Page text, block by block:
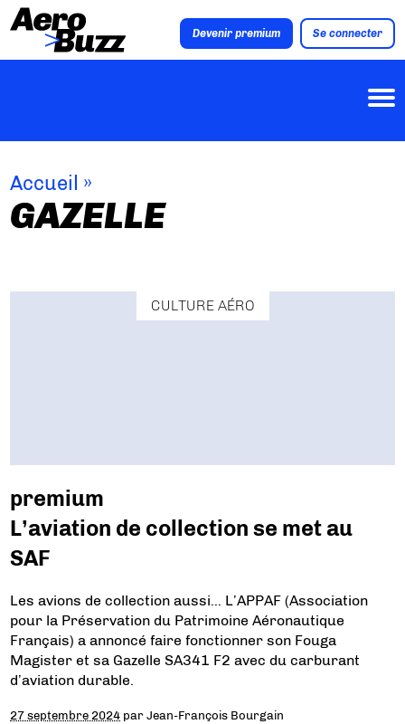
Devenir premium Se connecter
Accueil »
GAZELLE
CULTURE AÉRO
premium
L’aviation de collection se met au
SAF
Les avions de collection aussi… L’APPAF (Association
pour la Préservation du Patrimoine Aéronautique
Français) a annoncé faire fonctionner son Fouga
Magister et sa Gazelle SA341 F2 avec du carburant
d’aviation durable.
27 septembre 2024 parJean-François Bourgain